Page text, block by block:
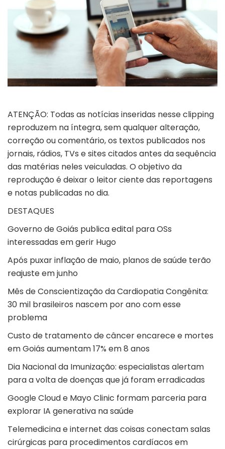
ATENÇÃO: Todas as notícias inseridas nesse clipping
reproduzem na íntegra, sem qualquer alteração,
correção ou comentário, os textos publicados nos
jornais, rádios, TVs e sites citados antes da sequência
das matérias neles veiculadas. O objetivo da
reprodução é deixar o leitor ciente das reportagens
e notas publicadas no dia.
DESTAQUES
Governo de Goiás publica edital para OSs
interessadas em gerir Hugo
Após puxar inflação de maio, planos de saúde terão
reajuste em junho
Mês de Conscientização da Cardiopatia Congênita:
30 mil brasileiros nascem por ano com esse
problema
Custo de tratamento de câncer encarece e mortes
em Goiás aumentam 17% em 8 anos
Dia Nacional da Imunização: especialistas alertam
para a volta de doenças que já foram erradicadas
Google Cloud e Mayo Clinic formam parceria para
explorar IA generativa na saúde
Telemedicina e internet das coisas conectam salas
cirúrgicas para procedimentos cardíacos em